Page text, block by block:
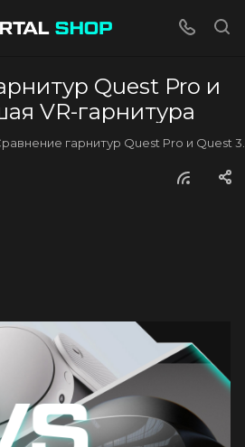
Quest Pro и
VR-гарнитура
гарнитур Quest Pro и Quest